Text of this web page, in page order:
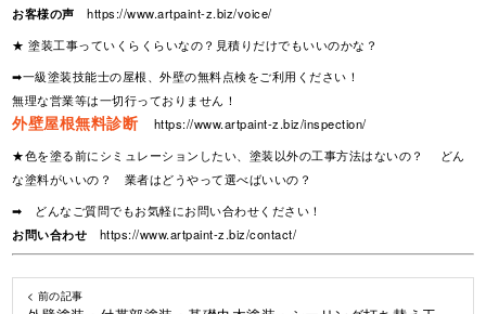
お客様の声
https://www.artpaint-z.biz/voice/
★ 塗装工事っていくらくらいなの？見積りだけでもいいのかな？
➡一級塗装技能士の屋根、外壁の無料点検をご利用ください！
無理な営業等は一切行っておりません！
外壁屋根無料診断
https://www.artpaint-z.biz/inspection/
★色を塗る前にシミュレーションしたい、塗装以外の工事方法はないの？ どん
な塗料がいいの？ 業者はどうやって選べばいいの？
➡ どんなご質問でもお気軽にお問い合わせください！
お問い合わせ
https://www.artpaint-z.biz/contact/
< 前の記事